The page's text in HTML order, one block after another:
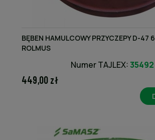
BĘBEN HAMULCOWY PRZYCZEPY D-
ROLMUS
Numer TAJLEX:35492
449,00 zł